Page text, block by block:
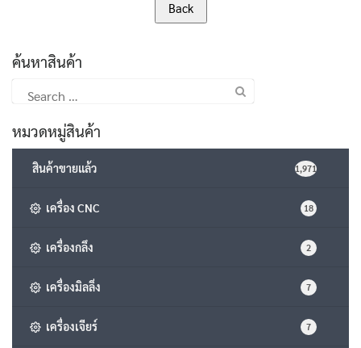
ค้นหาสินค้า
for:
หมวดหมู่สินค้า
สินค้าขายแล้ว 1,971
เครื่อง CNC 18
เครื่องกลึง 2
เครื่องมิลลิ่ง 7
เครื่องเจียร์ 7